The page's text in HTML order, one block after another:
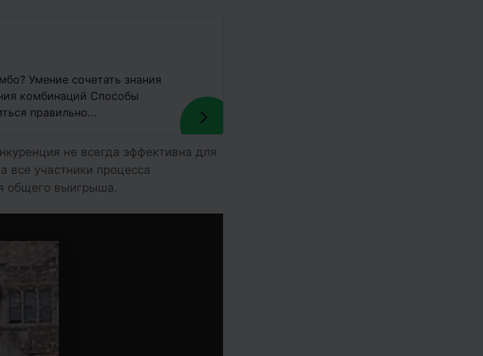
Умение сочетать знания
комбинаций Способы
правильно
не всегда эффективна для
все участники процесса
общего выигрыша.